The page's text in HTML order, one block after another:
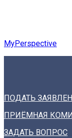
MyPerspective
ПОДАТЬ
ПРИЁМНАЯ
ЗАДАТЬ ВОПРОС